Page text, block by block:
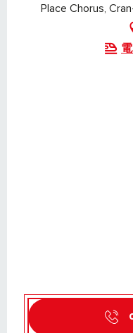
Place Chorus,